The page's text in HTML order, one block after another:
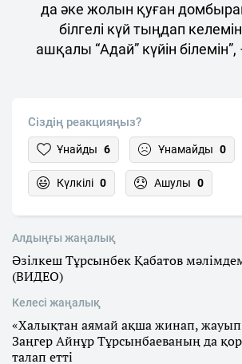
да әке жолын қуған
білгелі күй тыңдап
ашқалы “Адай” күйін білемін”,
Сіздің реакцияңыз?
Ұнайды 6 Ұнамайды 0
Күлкілі 0 Ашулы 0
Алдыңғы жаңалық
Әзілкеш Тұрсынбек Қабатов
(ВИДЕО)
Келесі жаңалық
«Халықтан аямай ақша жинап, жауып
Заңгер Айнұр Тұрсынбаеваның да
талап етті